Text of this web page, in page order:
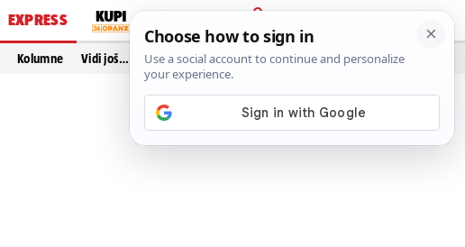
EXPRESS
PRIJAVA
Kolumne Vidi još…